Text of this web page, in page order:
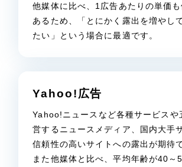
他媒体に比べ、1広告あたりの単価
あるため、「とにかく露出を増やし
たい」という場合に最適です。
Yahoo!広告
Yahoo!ニュースなど各種サービスや
営するニュースメディア、国内大手
信頼性の高いサイトへの露出が期待
また他媒体と比べ、平均年齢が40～